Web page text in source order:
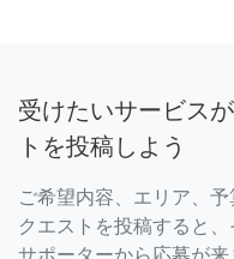
受けたいサービス
トを投稿しよう
ご希望内容、エリア、
クエストを投稿すると
サポーターから応募が来